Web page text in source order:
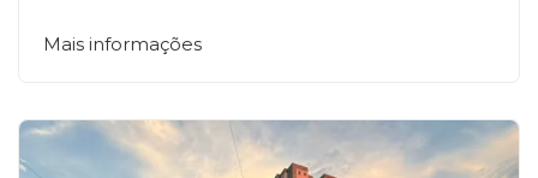
Mais informações